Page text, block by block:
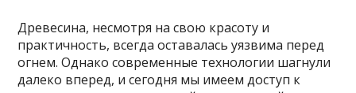
Древесина, несмотря на свою красоту и
практичность, всегда оставалась уязвима перед
огнем. Однако современные технологии шагнули
далеко вперед, и сегодня мы имеем доступ к